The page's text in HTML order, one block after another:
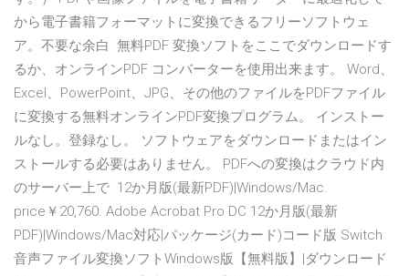
から電子書籍フォーマットに変換できるフリーソフトウェ
ア。不要な余白 無料PDF 変換ソフトをここでダウンロードす
るか、オンラインPDF コンバーターを使用出来ます。 Word、
Excel、PowerPoint、JPG、その他のファイルをPDFファイル
に変換する無料オンラインPDF変換プログラム。 インストー
ルなし。登録なし。 ソフトウェアをダウンロードまたはイン
ストールする必要はありません。 PDFへの変換はクラウド内
のサーバー上で 12か月版(最新PDF)|Windows/Mac.
price￥20,760. Adobe Acrobat Pro DC 12か月版(最新
PDF)|Windows/Mac対応|パッケージ(カード)コード版 Switch
音声ファイル変換ソフトWindows版【無料版】|ダウンロード